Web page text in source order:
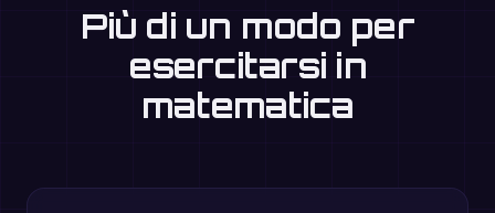
Più di un modo per
esercitarsi in
matematica